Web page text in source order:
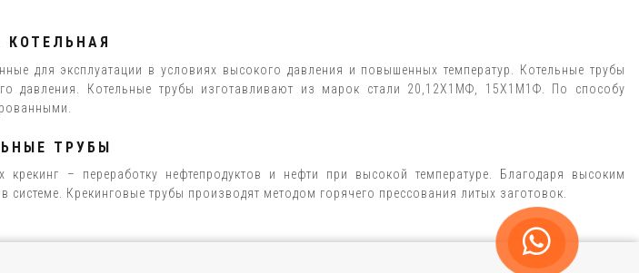
КОТЕЛЬНАЯ
для эксплуатации в условиях высокого давления и повышенных температур. Котельные трубы
давления. Котельные трубы изготавливают из марок стали 20,12Х1МФ, 15X1М1Ф. По способу
ТРУБЫ
– переработку нефтепродуктов и нефти при высокой температуре. Благодаря высоким
Крекинговые трубы производят методом горячего прессования литых заготовок.